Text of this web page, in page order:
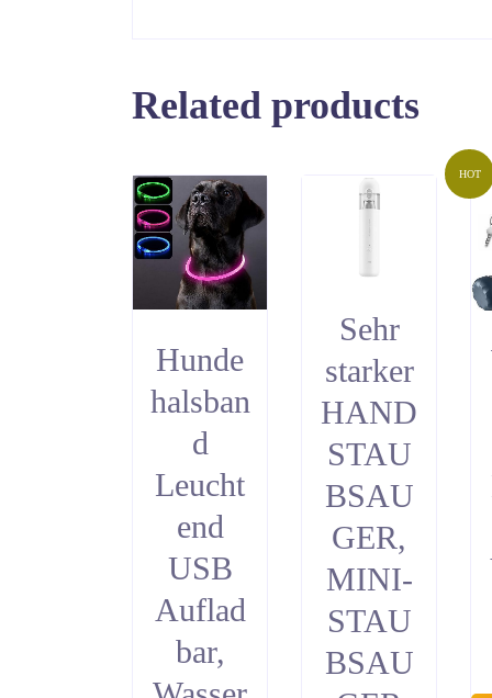
Related products
Hunde
halsban
d
Leucht
end
USB
Auflad
bar,
Sehr
starker
HAND
STAU
BSAU
GER,
MINI-
STAU
BSAU
HOT